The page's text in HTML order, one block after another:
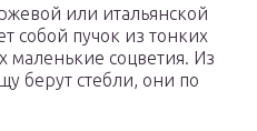
или итальянской
собой пучок из тонких
маленькие соцветия. Из
берут стебли, они по